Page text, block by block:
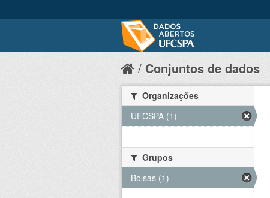
Conjuntos de dados
Organizações
UFCSPA (1)
Grupos
Bolsas (1)